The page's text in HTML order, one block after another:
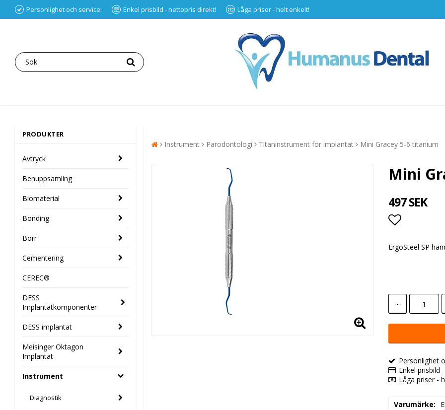
Personlighet och service! Enkel prisbild - nettopris direkt! Låga priser - helt enkelt!
PRODUKTER
Avtryck
Benuppsamling
Biomaterial
Bonding
Borr
Cementering
CEREC®
DESS
Implantatkomponenter
DESS implantat
Meisinger Oktagon
Implantat
Instrument
Diagnostik
Instrument Parodontologi Titaninstrument för implantat Mini Gracey 5-6 titanium
Mini
497 SEK
Lägg till
ErgoSteel SP
-
Personlighet
Enkel prisbild
Låga priser -
Varumärke